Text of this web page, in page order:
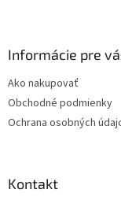
Informácie pre
Ako nakupovať
Obchodné podmienky
Ochrana osobných
Kontakt